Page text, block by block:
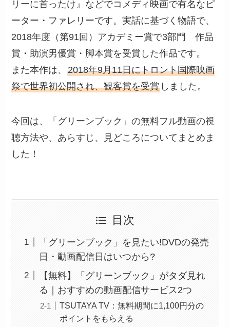
リーに首ったけ』などでコメディ映画で有名なピ
ーター・ファレリーです。実話に基づく物語で、
2018年度（第91回）アカデミー賞で3部門 作品
賞・助演男優賞・脚本賞を受賞した作品です。
また本作は、2018年9月11日にトロント国際映画
祭で世界初公開され、観客賞を受賞 しました。
今回は、「グリーンブック」の無料フル動画の視
聴方法や、あらすじ、見どころについてまとめま
した！
目次
「グリーンブック」を見たい!DVDの発売
日・動画配信日はいつから?
【無料】「グリーンブック」がタダ見れ
る｜おすすめの動画配信サービス2つ
TSUTAYA TV：無料期間に1,100円分の
ポイントをもらえる